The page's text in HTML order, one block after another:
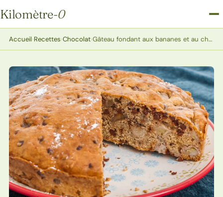
Kilomètre-0
Kilomètre-0
Accueil›Recettes›Chocolat› Gâteau fondant aux bananes et au chocolat